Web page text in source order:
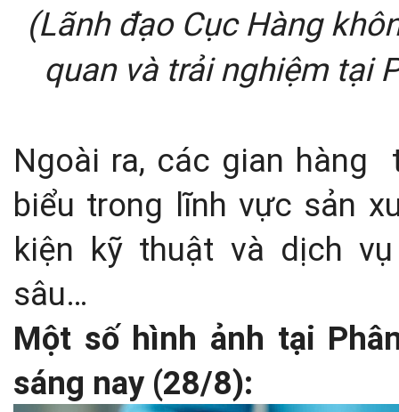
(Lãnh đạo Cục Hàng
quan và trải nghiệm tại
Ngoài ra, các gian hàng
biểu trong lĩnh vực sản
kiện kỹ thuật và dịch
sâu…
Một số hình ảnh tại
sáng nay (28/8):